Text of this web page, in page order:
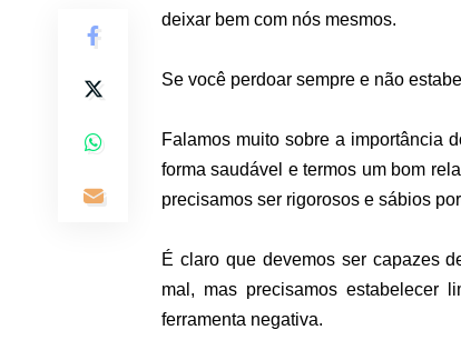
deixar bem com nós mesmos.
Se você perdoar sempre e não
Falamos muito sobre a importância
forma saudável e termos um bom
precisamos ser rigorosos e sábios
É claro que devemos ser capazes
mal, mas precisamos estabelecer
ferramenta negativa.